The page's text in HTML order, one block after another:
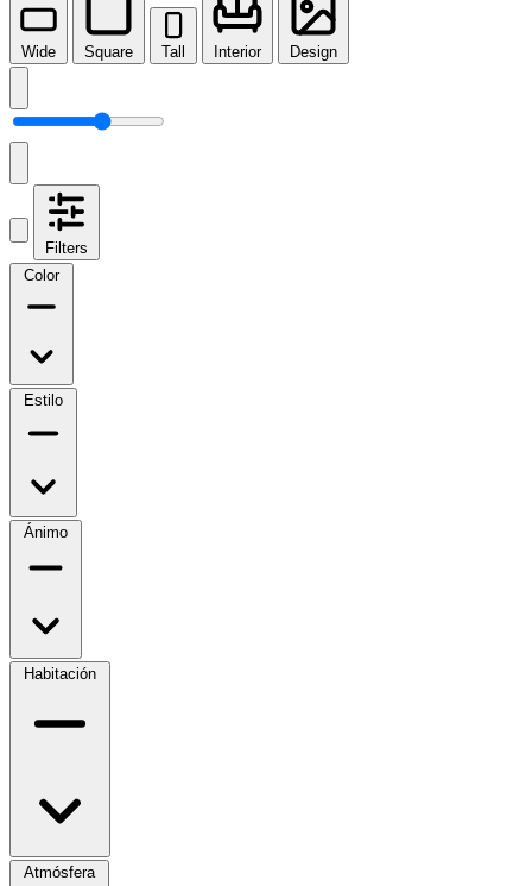
Wide Square Tall Interior Design
Filters
Color
Estilo
Ánimo
Habitación
Atmósfera